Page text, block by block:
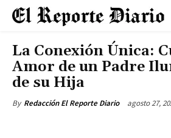
La Conexión Única:
Amor de un Padre
de su Hija
By Redacción El Reporte Diario agosto 27,